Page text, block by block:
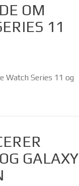
OM
11
Series 11 og
GALAXY